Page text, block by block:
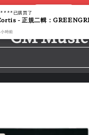
頭曲
CM Music
已購買了
時前